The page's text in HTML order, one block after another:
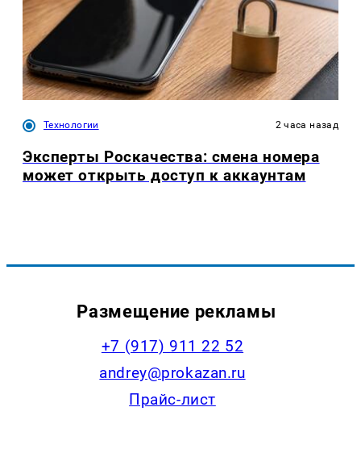
Технологии 2 часа назад
Эксперты Роскачества: смена номера
может открыть доступ к аккаунтам
Размещение рекламы
+7 (917) 911 22 52
andrey@prokazan.ru
Прайс-лист